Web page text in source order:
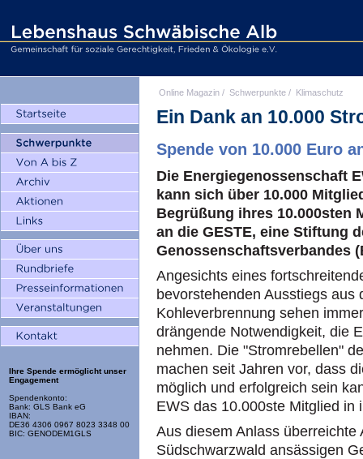
Ihre Spende ermöglicht unser
Engagement
Spendenkonto:
Bank: GLS Bank eG
IBAN:
DE36 4306 0967 8023 3348 00
BIC: GENODEM1GLS
Online Magazin / Schwerpunkte / Klimaschutz
Ein Dank an 10.000
Spende von 10.000 Euro
Die Energiegenossenschaft
kann sich über 10.000
Begrüßung ihres 10.000sten
an die GESTE, eine Stiftung
Genossenschaftsverbandes
Angesichts eines
bevorstehenden Ausstiegs aus
Kohleverbrennung sehen
drängende Notwendigkeit, die
nehmen. Die "Stromrebellen"
machen seit Jahren vor, dass
möglich und erfolgreich sein
EWS das 10.000ste Mitglied in
Aus diesem Anlass
Südschwarzwald ansässigen